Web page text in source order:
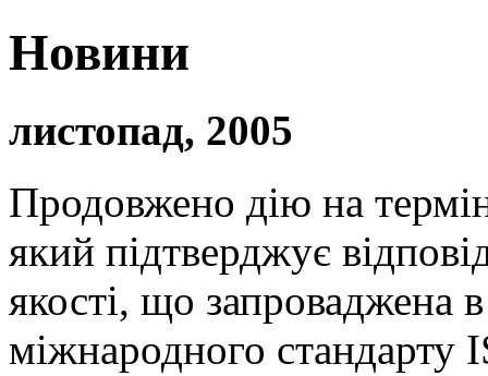
Новини
листопад, 2005
Продовжено дію на
який підтверджує
якості, що
міжнародного стандарту